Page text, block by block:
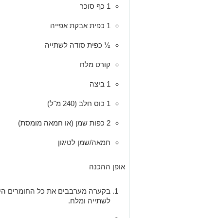
1 כף סוכר
1 כפית אבקת אפייה
½ כפית סודה לשתייה
קורט מלח
1 ביצה
1 כוס חלב (240 מ"ל)
2 כפות שמן (או חמאה מומסת)
חמאה/שמן לטיגון
אופן ההכנה
בקערה מערבבים את כל החומרים
לשתייה ומלח.